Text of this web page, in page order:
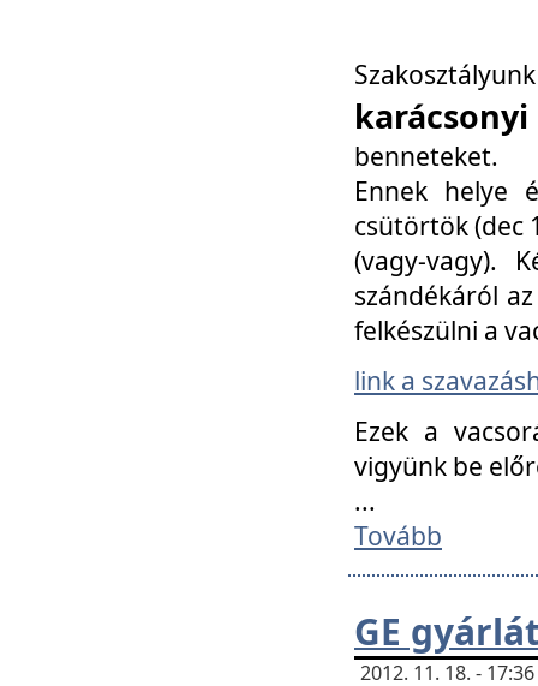
benneteket.
Ennek helye
csütörtök (dec
(vagy-vagy).
szándékáról
felkészülni a
link a
Ezek a
vigyünk be
...
Tovább
GE
2012. 11. 18. -